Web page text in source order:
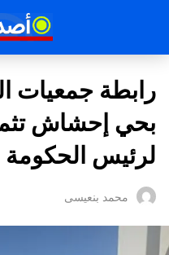
رابطة جمعيات
بحي إحشاش تثمن
لرئيس
محمد بنعيسى